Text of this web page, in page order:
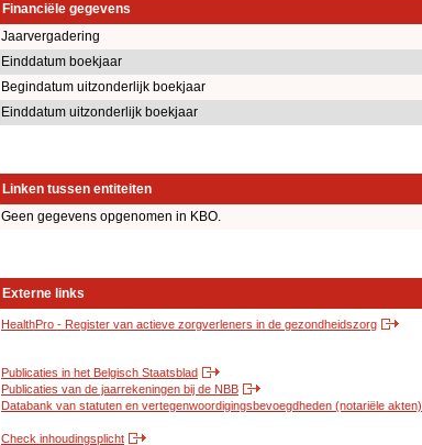
Financiële gegevens
Jaarvergadering
Einddatum boekjaar
Begindatum uitzonderlijk boekjaar
Einddatum uitzonderlijk boekjaar
Linken tussen entiteiten
Geen gegevens opgenomen in KBO.
Externe links
HealthPro - Register van actieve zorgverleners in de gezondheidszorg
Publicaties in het Belgisch Staatsblad
Publicaties van de jaarrekeningen bij de NBB
Databank van statuten en vertegenwoordigingsbevoegdheden (notariële akten)
Check inhoudingsplicht